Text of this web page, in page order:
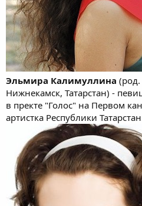
Эльмира Калимуллина
Нижнекамск, Татарстан) -
в пректе "Голос" на Первом
артистка Республики